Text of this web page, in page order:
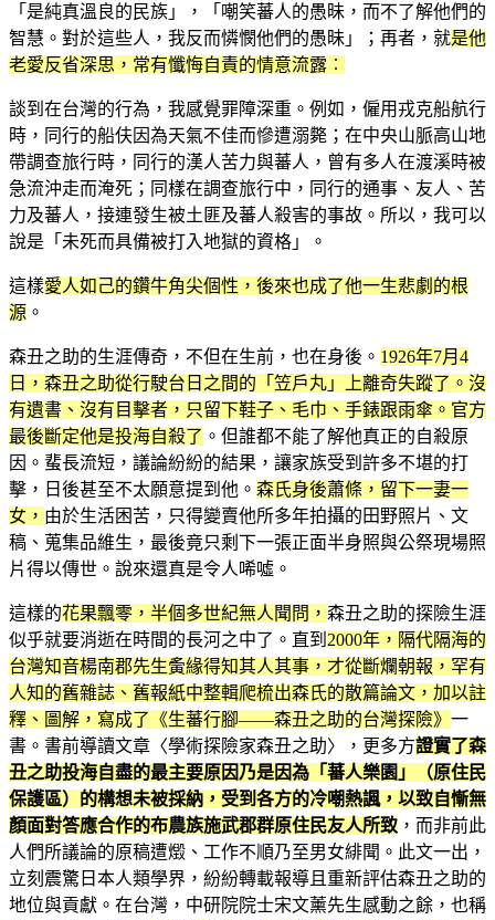
「是純真溫良的民族」，「嘲笑蕃人的愚昧，而不了解他們的
智慧。對於這些人，我反而憐憫他們的愚昧」；再者，就是他
老愛反省深思，常有懺悔自責的情意流露︰
談到在台灣的行為，我感覺罪障深重。例如，僱用戎克船航行
時，同行的船伕因為天氣不佳而慘遭溺斃；在中央山脈高山地
帶調查旅行時，同行的漢人苦力與蕃人，曾有多人在渡溪時被
急流沖走而淹死；同樣在調查旅行中，同行的通事、友人、苦
力及蕃人，接連發生被土匪及蕃人殺害的事故。所以，我可以
說是「未死而具備被打入地獄的資格」。
這樣愛人如己的鑽牛角尖個性，後來也成了他一生悲劇的根
源 。
森丑之助的生涯傳奇，不但在生前，也在身後。 1926年7月4
日，森丑之助從行駛台日之間的「笠戶丸」上離奇失蹤了。沒
有遺書、沒有目擊者，只留下鞋子、毛巾、手錶跟雨傘。官方
最後斷定他是投海自殺了 。但誰都不能了解他真正的自殺原
因。蜚長流短，議論紛紛的結果，讓家族受到許多不堪的打
擊，日後甚至不太願意提到他。 森氏身後蕭條，留下一妻一
女， 由於生活困苦，只得變賣他所多年拍攝的田野照片、文
稿、蒐集品維生，最後竟只剩下一張正面半身照與公祭現場照
片得以傳世。說來還真是令人唏噓。
這樣的花果飄零，半個多世紀無人聞問， 森丑之助的探險生涯
似乎就要消逝在時間的長河之中了。直到 2000年，隔代隔海的
台灣知音楊南郡先生夤緣得知其人其事，才從斷爛朝報，罕有
人知的舊雜誌、舊報紙中整輯爬梳出森氏的散篇論文，加以註
釋、圖解，寫成了《生蕃行腳——森丑之助的台灣探險》 一
書。書前導讀文章〈學術探險家森丑之助〉，更多方證實了森
丑之助投海自盡的最主要原因乃是因為「蕃人樂園」（原住民
保護區）的構想未被採納，受到各方的冷嘲熱諷，以致自慚無
顏面對答應合作的布農族施武郡群原住民友人所致 ，而非前此
人們所議論的原稿遭燬、工作不順乃至男女緋聞。此文一出，
立刻震驚日本人類學界，紛紛轉載報導且重新評估森丑之助的
地位與貢獻。在台灣，中研院院士宋文薰先生感動之餘，也稱